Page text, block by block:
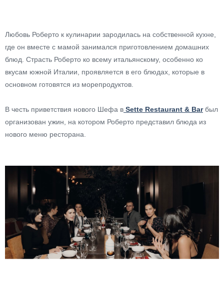
Любовь Роберто к кулинарии зародилась на собственной кухне,
где он вместе с мамой занимался приготовлением домашних
блюд. Страсть Роберто ко всему итальянскому, особенно ко
вкусам южной Италии, проявляется в его блюдах, которые в
основном готовятся из морепродуктов.
В честь приветствия нового Шефа в Sette Restaurant & Barбыл
организован ужин, на котором Роберто представил блюда из
нового меню ресторана.